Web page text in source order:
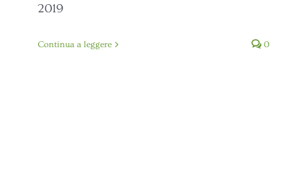
2019
Continua a leggere 0